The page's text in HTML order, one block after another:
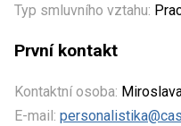
Typ smluvního vztahu:
První kontakt
Kontaktní osoba:
E-mail: